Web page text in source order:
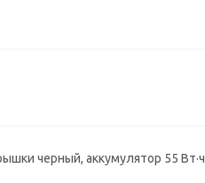
черный, аккумулятор 55 Вт·ч